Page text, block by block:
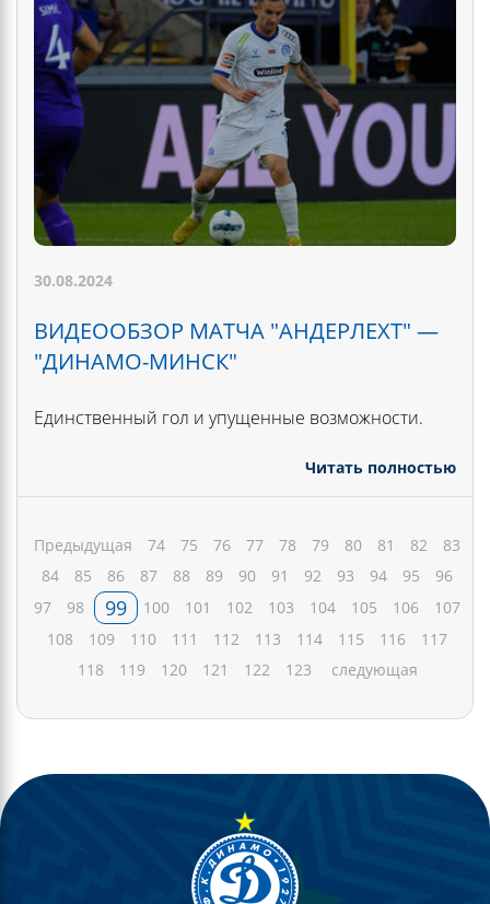
30.08.2024
ВИДЕООБЗОР МАТЧА "АНДЕРЛЕХТ" —
"ДИНАМО-МИНСК"
Единственный гол и упущенные возможности.
Читать полностью
Предыдущая 74 75 76 77 78 79 80 81 82
83
84
85 86 87 88 89 90 91 92 93 94 95
96
97
98 99 100 101 102 103 104 105 106
107
108
109 110 111 112 113 114 115 116
117
118
119 120 121 122 123 следующая